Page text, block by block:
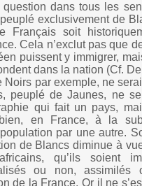
dans tous les
exclusivement de
Français soit
Cela n’exclut pas que
puissent y immigrer,
dans la nation (Cf.
Noirs par exemple, ne
peuplé de Jaunes, ne
qui fait un pays,
en France, à la
par une autre.
de Blancs diminue à
africains, qu’ils soient
ou non,
de la France. Or il ne